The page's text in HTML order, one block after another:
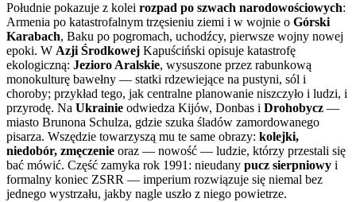
Południe pokazuje z kolei rozpad po szwach narodowościowych:
Armenia po katastrofalnym trzęsieniu ziemi i w wojnie o Górski
Karabach, Baku po pogromach, uchodźcy, pierwsze wojny nowej
epoki. W Azji Środkowej Kapuściński opisuje katastrofę
ekologiczną: Jezioro Aralskie, wysuszone przez rabunkową
monokulturę bawełny — statki rdzewiejące na pustyni, sól i
choroby; przykład tego, jak centralne planowanie niszczyło i ludzi, i
przyrodę. Na Ukrainie odwiedza Kijów, Donbas i Drohobycz —
miasto Brunona Schulza, gdzie szuka śladów zamordowanego
pisarza. Wszędzie towarzyszą mu te same obrazy: kolejki,
niedobór, zmęczenie oraz — nowość — ludzie, którzy przestali się
bać mówić. Część zamyka rok 1991: nieudany pucz sierpniowy i
formalny koniec ZSRR — imperium rozwiązuje się niemal bez
jednego wystrzału, jakby nagle uszło z niego powietrze.